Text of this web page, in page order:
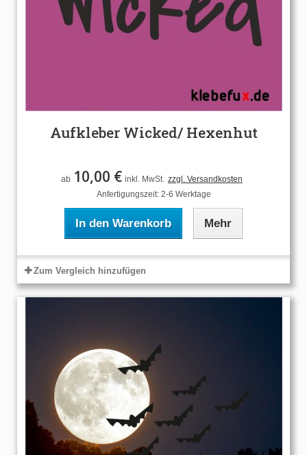
Aufkleber Wicked/ Hexenhut
ab 10,00 € inkl. MwSt. zzgl. Versandkosten
Anfertigungszeit: 2-6 Werktage
In den Warenkorb Mehr
Zum Vergleich hinzufügen